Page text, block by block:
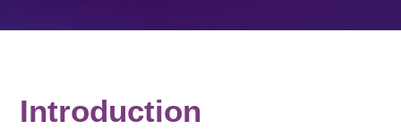
Introduction